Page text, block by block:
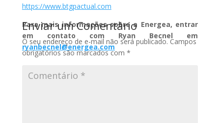
https://www.btgpactual.com
Para mais informações sobre a Energea, entrar
em contato com Ryan Becnel em
ryanbecnel@energea.com
Enviar um Comentário
O seu endereço de e-mail não será publicado. Campos
obrigatórios são marcados com *